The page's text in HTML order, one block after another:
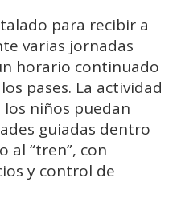
para recibir a
varias jornadas
horario continuado
pases. La actividad
niños puedan
guiadas dentro
al “tren”, con
y control de